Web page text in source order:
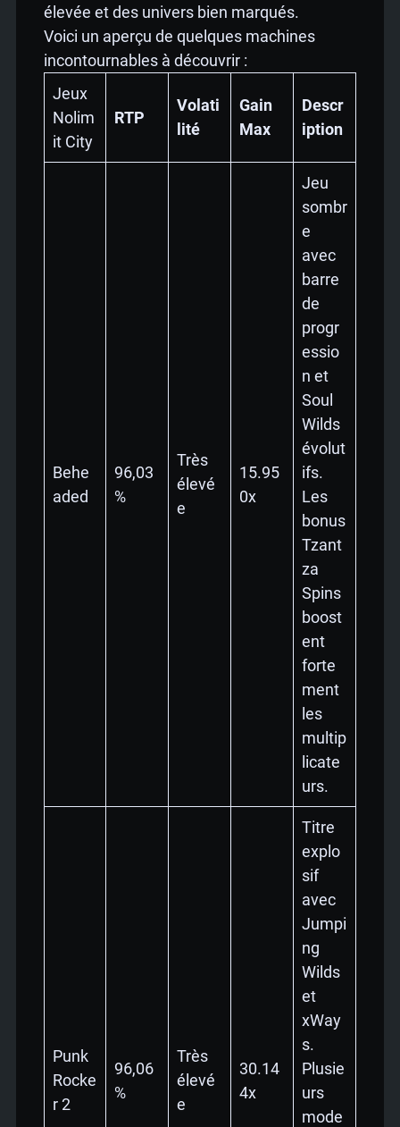
élevée et des univers bien marqués.
Voici un aperçu de quelques machines
incontournables à découvrir :
Jeux
Nolim
it City
RTP
Volati
lité
Gain
Max
Descr
iption
Behe
aded
96,03
%
Très
élevé
e
15.95
0x
Jeu
sombr
e
avec
barre
de
progr
essio
n et
Soul
Wilds
évolut
ifs.
Les
bonus
Tzant
za
Spins
boost
ent
forte
ment
les
multip
licate
urs.
Punk
Rocke
r 2
96,06
%
Très
élevé
e
30.14
4x
Titre
explo
sif
avec
Jumpi
ng
Wilds
et
xWay
s.
Plusie
urs
mode